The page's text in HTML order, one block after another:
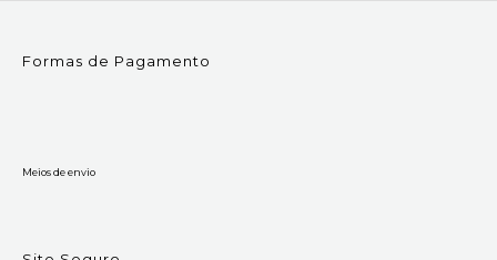
Formas de Pagamento
Meios de envio